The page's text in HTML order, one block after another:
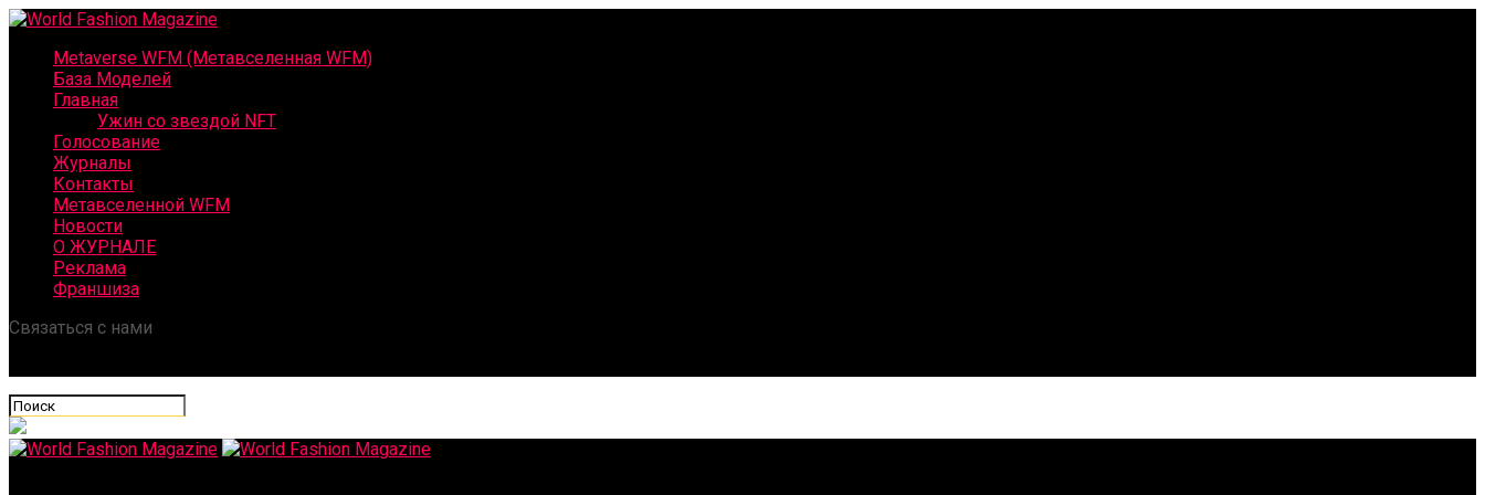
Metaverse WFM (Метавселенная WFM)
База Моделей
Главная
Ужин со звездой NFT
Голосование
Журналы
Контакты
Метавселенной WFM
Новости
О ЖУРНАЛЕ
Реклама
Франшиза
Связаться с нами